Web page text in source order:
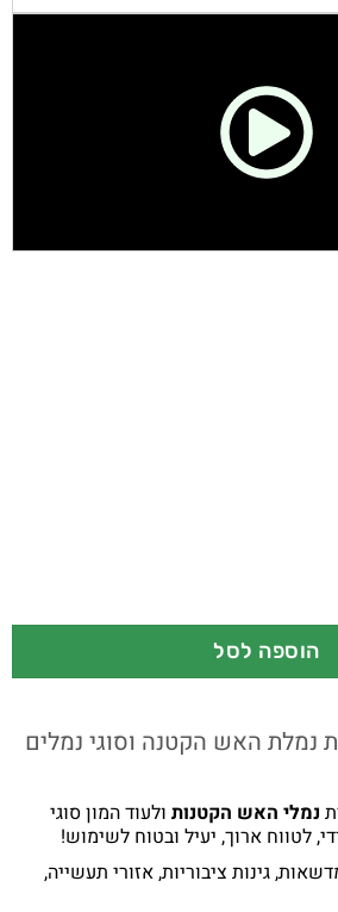
הוספה לסל
נמלת האש הקטנה וסוגי נמלים
נמלי האש הקטנות ולעוד המון סוגי
לטווח ארוך, יעיל ובטוח לשימוש!
גינות ציבוריות, אזורי תעשייה,